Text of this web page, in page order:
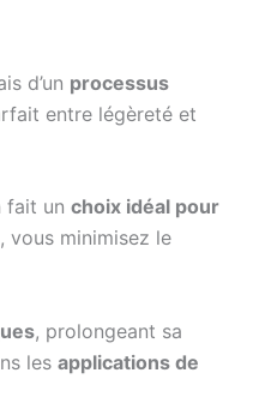
d’un processus
entre légèreté et
fait un choix idéal pour
vous minimisez le
, prolongeant sa
les applications de